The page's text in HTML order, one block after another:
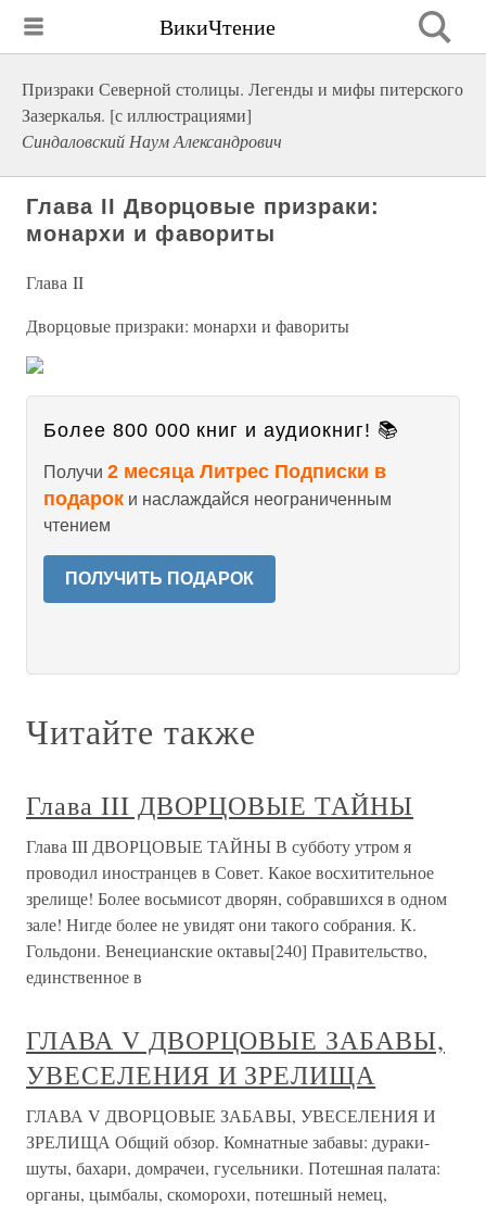
ВикиЧтение
Призраки Северной столицы. Легенды и мифы питерского
Зазеркалья. [с иллюстрациями]
Синдаловский Наум Александрович
Глава II Дворцовые призраки:
монархи и фавориты
Глава II
Дворцовые призраки: монархи и фавориты
Более 800 000 книг и аудиокниг! 📚
Получи 2 месяца Литрес Подписки в
подарок и наслаждайся неограниченным
чтением
ПОЛУЧИТЬ ПОДАРОК
Читайте также
Глава III ДВОРЦОВЫЕ ТАЙНЫ
Глава III ДВОРЦОВЫЕ ТАЙНЫ В субботу утром я
проводил иностранцев в Совет. Какое восхитительное
зрелище! Более восьмисот дворян, собравшихся в одном
зале! Нигде более не увидят они такого собрания. К.
Гольдони. Венецианские октавы[240] Правительство,
единственное в
ГЛАВА V ДВОРЦОВЫЕ ЗАБАВЫ,
УВЕСЕЛЕНИЯ И ЗРЕЛИЩА
ГЛАВА V ДВОРЦОВЫЕ ЗАБАВЫ, УВЕСЕЛЕНИЯ И
ЗРЕЛИЩА Общий обзор. Комнатные забавы: дураки-
шуты, бахари, домрачеи, гусельники. Потешная палата:
органы, цымбалы, скоморохи, потешный немец,